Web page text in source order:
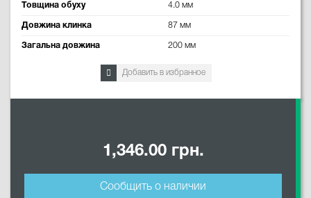
Товщина обуху 4.0 мм
Довжина клинка 87 мм
Загальна довжина 200 мм
Добавить в избранное
1,346.00 грн.
Сообщить о наличии